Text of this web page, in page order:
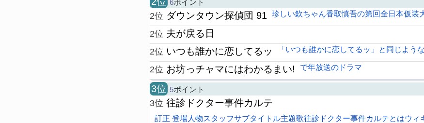
6ポイント
2位 ダウンタウン探偵団 91 珍しい欽ちゃん香取慎吾の第回全日本仮装
2位 夫が戻る日
2位 いつも誰かに恋してるッ 「いつも誰かに恋してるッ」と同じよう
2位 お坊っチャマにはわかるまい! で年放送のドラマ
3位 5ポイント
3位 往診ドクター事件カルテ
訂正 登場人物スタッフサブタイトル主題歌往診ドクター事件カルテとはウィ